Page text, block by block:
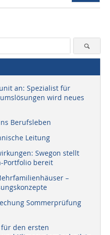
an: Spezialist für
wird neues
Berufsleben
Leitung
Swegon stellt
Portfolio bereit
–
Sommerprüfung
den ersten